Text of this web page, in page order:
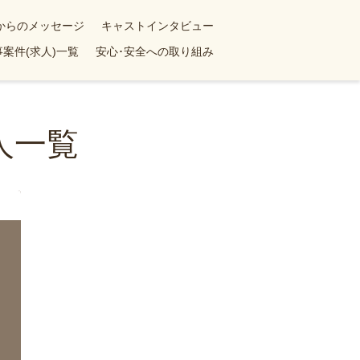
らのメッセージ
キャストインタビュー
案件(求人)一覧 安心･安全への取り組み
一覧